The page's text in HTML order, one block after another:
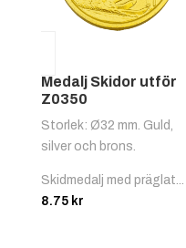
Medalj Skidor utför
Z0350
Storlek: Ø32 mm. Guld,
silver och brons.
Skidmedalj med präglat...
8.75 kr